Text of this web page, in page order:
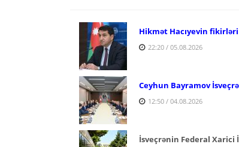
Hikmət Hacıyevin
22:20 / 05.08.2026
Ceyhun Bayramov
12:50 / 04.08.2026
İsveçrənin Federal